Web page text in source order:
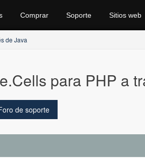
Comprar Soporte Sitios web
de Java
para PHP a
de soporte